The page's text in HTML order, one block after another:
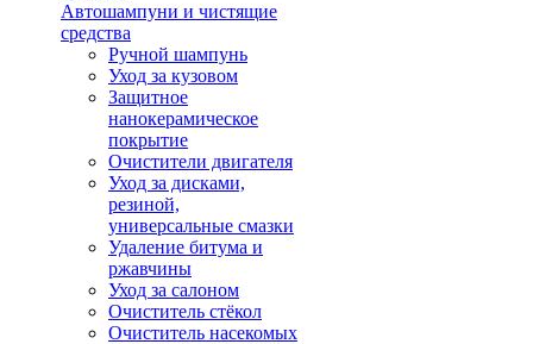
Автошампуни и чистящие
средства
Ручной шампунь
Уход за кузовом
Защитное
нанокерамическое
покрытие
Очистители двигателя
Уход за дисками,
резиной,
универсальные смазки
Удаление битума и
ржавчины
Уход за салоном
Очиститель стёкол
Очиститель насекомых